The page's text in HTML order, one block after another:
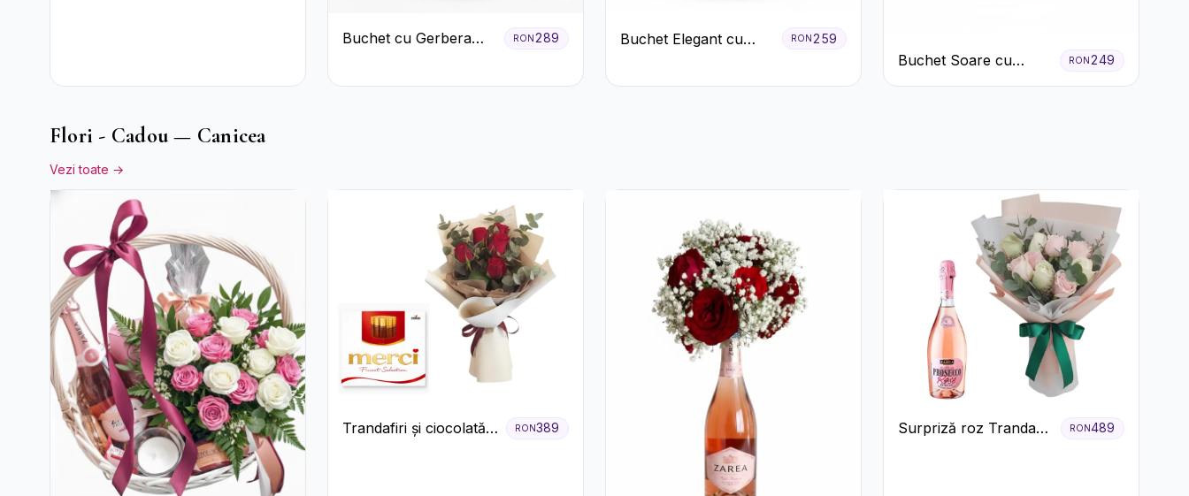
Buchet cu Gerbera
RON289
Buchet Elegant cu
RON 259
Buchet Soare cu
Crizanteme Galbene și
RON249
Flori - Cadou — Canicea
Vezi toate →
Trandafiri și ciocolată
RON389
Surpriză roz Trandafiri
RON489